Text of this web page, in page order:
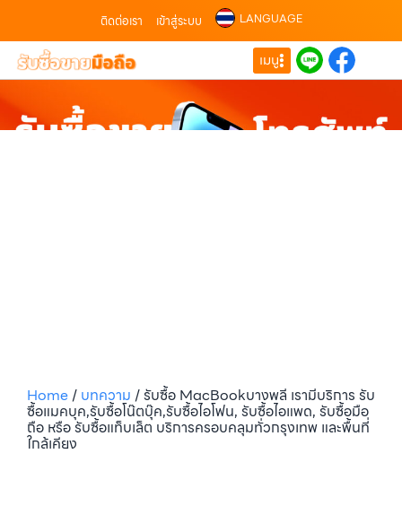
ติดต่อเรา เข้าสู่ระบบ LANGUAGE
เมนู
Home/ บทความ /รับซื้อ MacBookบางพลี เรามีบริการ รับ
ซื้อแมคบุค,รับซื้อโน๊ตบุ๊ค,รับซื้อไอโฟน, รับซื้อไอแพด, รับซื้อมือ
ถือ หรือ รับซื้อแท็บเล็ต บริการครอบคลุมทั่วกรุงเทพ และพื้นที่
ใกล้เคียง